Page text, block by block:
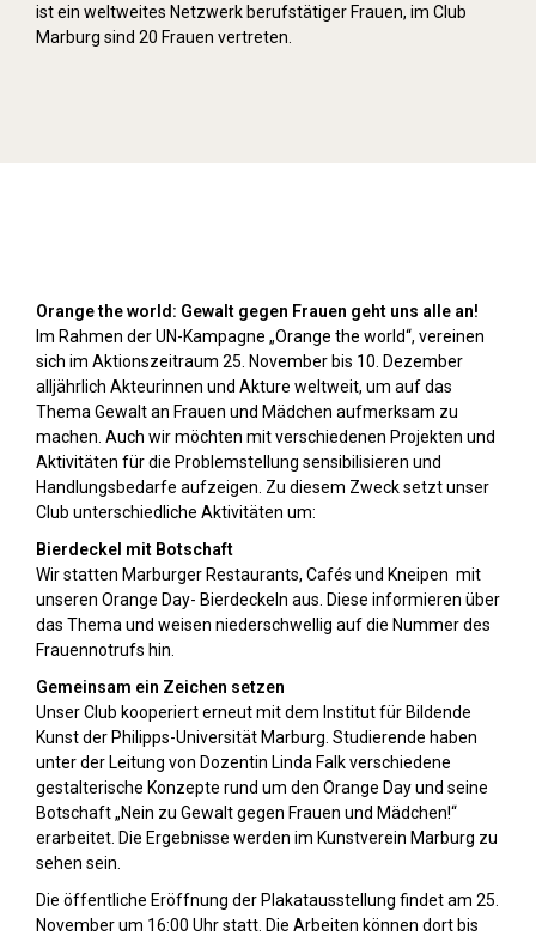
ist ein weltweites Netzwerk berufstätiger Frauen, im Club
Marburg sind 20 Frauen vertreten.
Orange the world: Gewalt gegen Frauen geht uns alle an!
Im Rahmen der UN-Kampagne „Orange the world“, vereinen
sich im Aktionszeitraum 25. November bis 10. Dezember
alljährlich Akteurinnen und Akture weltweit, um auf das
Thema Gewalt an Frauen und Mädchen aufmerksam zu
machen. Auch wir möchten mit verschiedenen Projekten und
Aktivitäten für die Problemstellung sensibilisieren und
Handlungsbedarfe aufzeigen. Zu diesem Zweck setzt unser
Club unterschiedliche Aktivitäten um:
Bierdeckel mit Botschaft
Wir statten Marburger Restaurants, Cafés und Kneipen mit
unseren Orange Day- Bierdeckeln aus. Diese informieren über
das Thema und weisen niederschwellig auf die Nummer des
Frauennotrufs hin.
Gemeinsam ein Zeichen setzen
Unser Club kooperiert erneut mit dem Institut für Bildende
Kunst der Philipps-Universität Marburg. Studierende haben
unter der Leitung von Dozentin Linda Falk verschiedene
gestalterische Konzepte rund um den Orange Day und seine
Botschaft „Nein zu Gewalt gegen Frauen und Mädchen!“
erarbeitet. Die Ergebnisse werden im Kunstverein Marburg zu
sehen sein.
Die öffentliche Eröffnung der Plakatausstellung findet am 25.
November um 16:00 Uhr statt. Die Arbeiten können dort bis